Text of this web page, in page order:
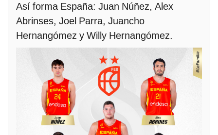
Así forma España: Juan Núñez, Alex
Abrinses, Joel Parra, Juancho
Hernangómez y Willy Hernangómez.